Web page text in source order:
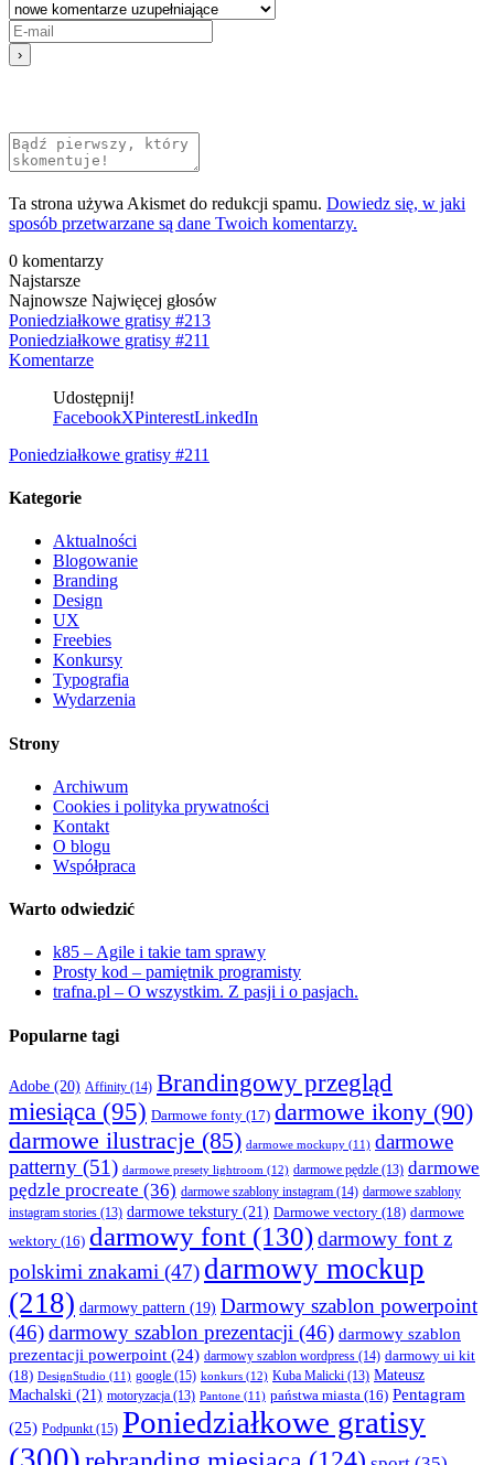
Ta strona używa Akismet do redukcji spamu. Dowiedz się, w jaki
sposób przetwarzane są dane Twoich komentarzy.
0 komentarzy
Najstarsze
Najnowsze Najwięcej głosów
Poniedziałkowe gratisy #213
Poniedziałkowe gratisy #211
Komentarze
Udostępnij!
FacebookXPinterestLinkedIn
Poniedziałkowe gratisy #211
Kategorie
Aktualności
Blogowanie
Branding
Design
UX
Freebies
Konkursy
Typografia
Wydarzenia
Strony
Archiwum
Cookies i polityka prywatności
Kontakt
O blogu
Współpraca
Warto odwiedzić
k85 – Agile i takie tam sprawy
Prosty kod – pamiętnik programisty
trafna.pl – O wszystkim. Z pasji i o pasjach.
Popularne tagi
Adobe (20) Affinity (14) Brandingowy przegląd
miesiąca (95) Darmowe fonty (17) darmowe ikony (90)
darmowe ilustracje (85) darmowe mockupy (11) darmowe
patterny (51) darmowe presety lightroom (12) darmowe pędzle (13) darmowe
pędzle procreate (36) darmowe szablony instagram (14) darmowe szablony
instagram stories (13) darmowe tekstury (21) Darmowe vectory (18) darmowe
wektory (16) darmowy font (130)darmowy font z
polskimi znakami (47) darmowy mockup
(218) darmowy pattern (19) Darmowy szablon powerpoint
(46)darmowy szablon prezentacji (46) darmowy szablon
prezentacji powerpoint (24) darmowy szablon wordpress (14) darmowy ui kit
(18) DesignStudio (11) google (15) konkurs (12) Kuba Malicki (13) Mateusz
Machalski (21) motoryzacja (13) Pantone (11) państwa miasta (16) Pentagram
(25) Podpunkt(15) Poniedziałkowe gratisy